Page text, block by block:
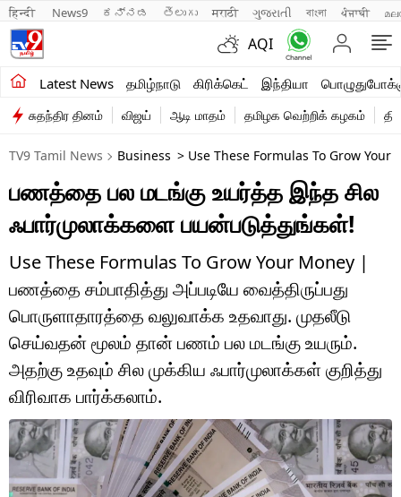
हिन्दी News9 ಕನ್ನಡ తెలుగు मराठी ગુજરાતી বাংলা ਪੰਜਾਬੀ
AQI
Latest News தமிழ்நாடு கிரிக்கெட் இந்தியா
சமீபத்திய செய்திகள்
தமிழ்நாடு
இந்தியா
உலகம்
விளையாட்டு
பொழுதுபோக்கு
லைஃப்ஸ்டைல்
வணிகம்
டெக்னாலஜி
ஆன்மீகம்
வைரல்
சுதந்திர தினம் விஜய் ஆடி மாதம் தமிழக வெற்றிக் கழகம்
TV9 Tamil News Business > Use These Formulas To Grow
பணத்தை பல மடங்கு உயர்த்த இந்த சில
ஃபார்முலாக்களை பயன்படுத்துங்கள்!
Use These Formulas To Grow Your Money |
பணத்தை சம்பாதித்து அப்படியே வைத்திருப்பது
பொருளாதாரத்தை வலுவாக்க உதவாது. முதலீடு
செய்வதன் மூலம் தான் பணம் பல மடங்கு உயரும்.
அதற்கு உதவும் சில முக்கிய ஃபார்முலாக்கள் குறித்து
விரிவாக பார்க்கலாம்.